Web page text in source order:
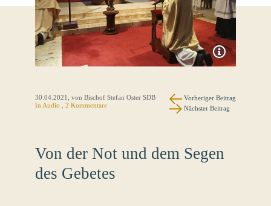
30.04.2021
, von Bischof Stefan Oster SDB
In Audio , 2 Kommentare
Vorheriger Beitrag
Nächster Beitrag
Von der Not und dem Segen
des Gebetes